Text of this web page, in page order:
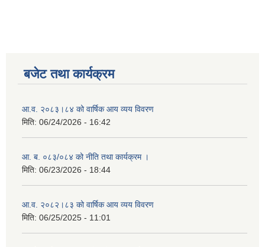
बजेट तथा कार्यक्रम
आ.व. २०८३।८४ को वार्षिक आय व्यय विवरण
मिति: 06/24/2026 - 16:42
आ. ब. ०८३/०८४ को नीति तथा कार्यक्रम ।
मिति: 06/23/2026 - 18:44
आ.व. २०८२।८३ को वार्षिक आय व्यय विवरण
मिति: 06/25/2025 - 11:01